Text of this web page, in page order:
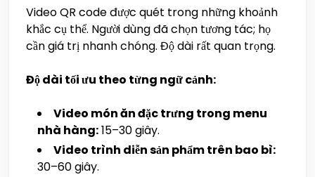
Video QR code được quét trong những khoảnh
khắc cụ thể. Người dùng đã chọn tương tác; họ
cần giá trị nhanh chóng. Độ dài rất quan trọng.
Độ dài tối ưu theo từng ngữ cảnh:
Video món ăn đặc trưng trong menu
nhà hàng:15–30 giây.
Video trình diễn sản phẩm trên bao bì:
30–60 giây.